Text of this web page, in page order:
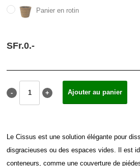
Panier en rotin
SFr.0.-
Le Cissus est une solution élégante pour
disgracieuses ou des espaces vides. Il est
conteneurs, comme une couverture de